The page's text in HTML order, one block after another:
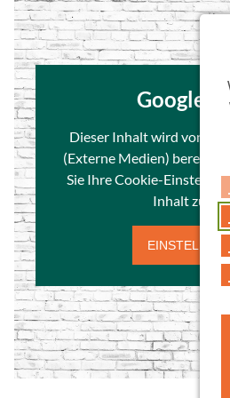
Google
Dieser Inhalt wird von
(Externe Medien)
Sie Ihre Cookie-
Inhalt zu